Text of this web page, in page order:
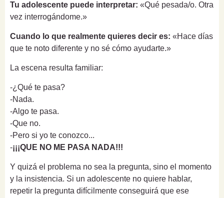
Tu adolescente puede interpretar: «Qué pesada/o. Otra
vez interrogándome.»
Cuando lo que realmente quieres decir es: «Hace días
que te noto diferente y no sé cómo ayudarte.»
La escena resulta familiar:
-¿Qué te pasa?
-Nada.
-Algo te pasa.
-Que no.
-Pero si yo te conozco...
-¡¡¡QUE NO ME PASA NADA!!!
Y quizá el problema no sea la pregunta, sino el momento
y la insistencia. Si un adolescente no quiere hablar,
repetir la pregunta difícilmente conseguirá que ese